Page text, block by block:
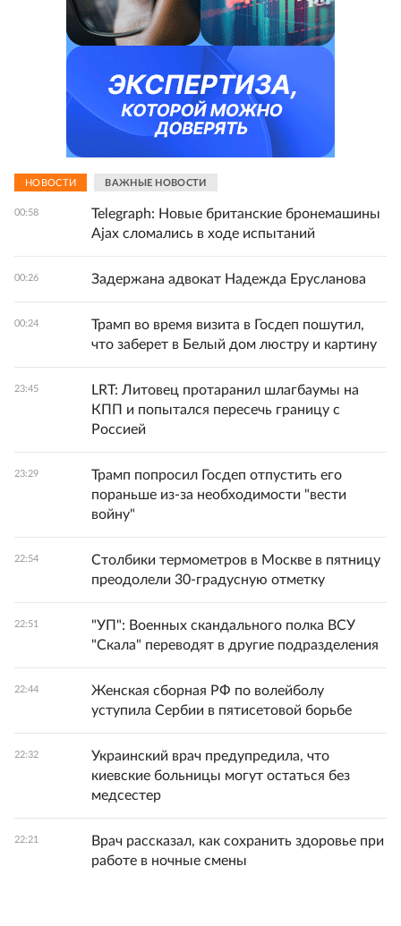
НОВОСТИ ВАЖНЫЕ НОВОСТИ
00:58
Telegraph: Новые британские бронемашины
Ajax сломались в ходе испытаний
00:26 Задержана адвокат Надежда Ерусланова
00:24
Трамп во время визита в Госдеп пошутил,
что заберет в Белый дом люстру и картину
23:45
LRT: Литовец протаранил шлагбаумы на
КПП и попытался пересечь границу с
Россией
23:29
Трамп попросил Госдеп отпустить его
пораньше из-за необходимости "вести
войну"
22:54
Столбики термометров в Москве в пятницу
преодолели 30-градусную отметку
22:51
"УП": Военных скандального полка ВСУ
"Скала" переводят в другие подразделения
22:44
Женская сборная РФ по волейболу
уступила Сербии в пятисетовой борьбе
22:32
Украинский врач предупредила, что
киевские больницы могут остаться без
медсестер
22:21
Врач рассказал, как сохранить здоровье при
работе в ночные смены